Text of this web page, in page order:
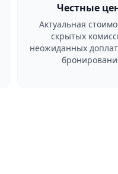
Честные
Актуальная
скрытых
неожиданных